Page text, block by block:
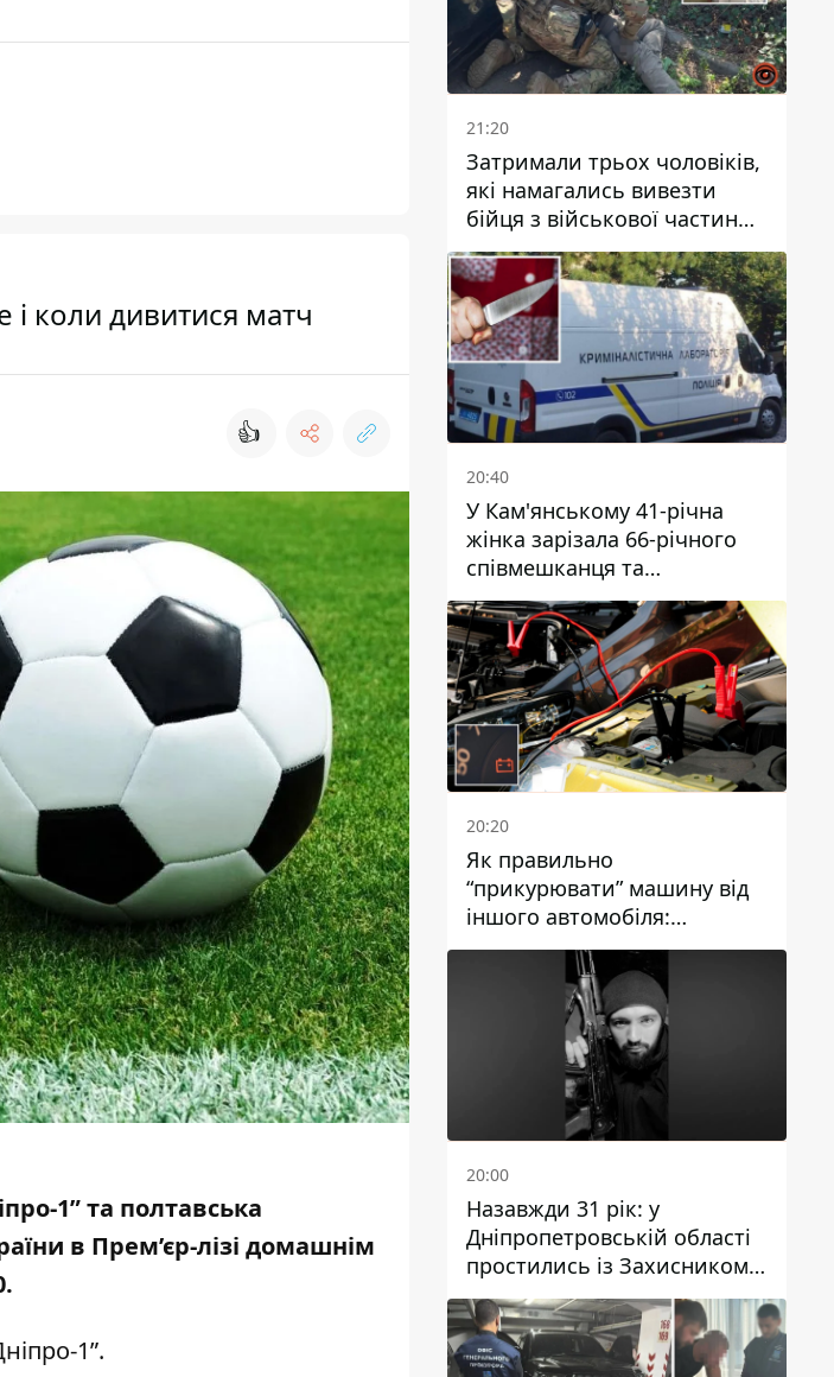
і коли дивитися матч
👍
1” та полтавська
в Прем’єр-лізі домашнім
1”.
21:20
Затримали трьох чоловіків,
які намагались вивезти
бійця з військової частини
до Дніпра за 7 тисяч
доларів: серед них був лікар
20:40
У Кам'янському 41-річна
жінка зарізала 66-річного
співмешканця та
намагалась обманути
поліцейських
20:20
Як правильно
“прикурювати” машину від
іншого автомобіля:
інструкція для водіїв
20:00
Назавжди 31 рік: у
Дніпропетровській області
простились із Захисником
Олександром Рєпіним